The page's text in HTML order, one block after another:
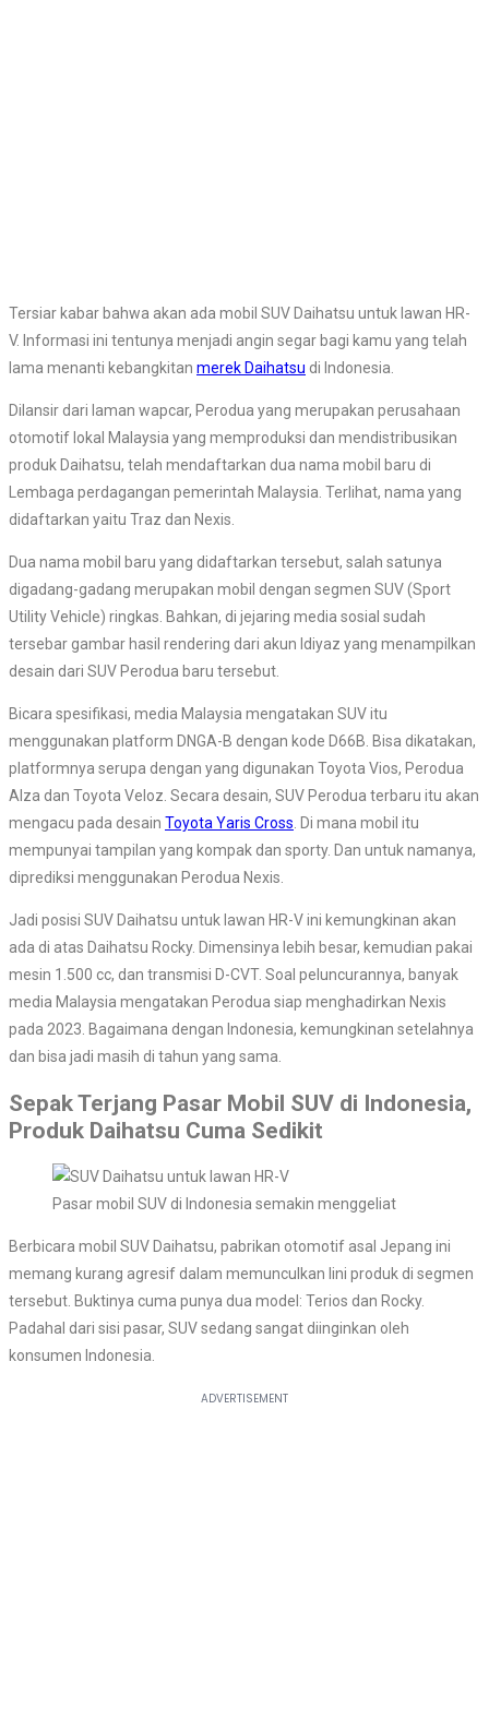
Tersiar kabar bahwa akan ada mobil SUV Daihatsu untuk lawan HR-
V. Informasi ini tentunya menjadi angin segar bagi kamu yang telah
lama menanti kebangkitan merek Daihatsu di Indonesia.
Dilansir dari laman wapcar, Perodua yang merupakan perusahaan
otomotif lokal Malaysia yang memproduksi dan mendistribusikan
produk Daihatsu, telah mendaftarkan dua nama mobil baru di
Lembaga perdagangan pemerintah Malaysia. Terlihat, nama yang
didaftarkan yaitu Traz dan Nexis.
Dua nama mobil baru yang didaftarkan tersebut, salah satunya
digadang-gadang merupakan mobil dengan segmen SUV (Sport
Utility Vehicle) ringkas. Bahkan, di jejaring media sosial sudah
tersebar gambar hasil rendering dari akun Idiyaz yang menampilkan
desain dari SUV Perodua baru tersebut.
Bicara spesifikasi, media Malaysia mengatakan SUV itu
menggunakan platform DNGA-B dengan kode D66B. Bisa dikatakan,
platformnya serupa dengan yang digunakan Toyota Vios, Perodua
Alza dan Toyota Veloz. Secara desain, SUV Perodua terbaru itu akan
mengacu pada desain Toyota Yaris Cross. Di mana mobil itu
mempunyai tampilan yang kompak dan sporty. Dan untuk namanya,
diprediksi menggunakan Perodua Nexis.
Jadi posisi SUV Daihatsu untuk lawan HR-V ini kemungkinan akan
ada di atas Daihatsu Rocky. Dimensinya lebih besar, kemudian pakai
mesin 1.500 cc, dan transmisi D-CVT. Soal peluncurannya, banyak
media Malaysia mengatakan Perodua siap menghadirkan Nexis
pada 2023. Bagaimana dengan Indonesia, kemungkinan setelahnya
dan bisa jadi masih di tahun yang sama.
Sepak Terjang Pasar Mobil SUV di Indonesia,
Produk Daihatsu Cuma Sedikit
Pasar mobil SUV di Indonesia semakin menggeliat
Berbicara mobil SUV Daihatsu, pabrikan otomotif asal Jepang ini
memang kurang agresif dalam memunculkan lini produk di segmen
tersebut. Buktinya cuma punya dua model: Terios dan Rocky.
Padahal dari sisi pasar, SUV sedang sangat diinginkan oleh
konsumen Indonesia.